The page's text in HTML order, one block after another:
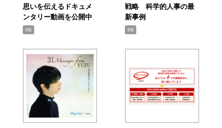
思いを伝えるドキュメ
ンタリー動画を公開中
PR
戦略 科学的人事の最
新事例
PR